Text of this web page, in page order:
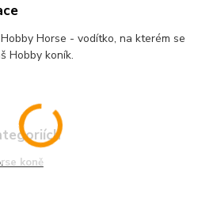
Horse - vodítko, na kterém se
Hobby koník.
koně